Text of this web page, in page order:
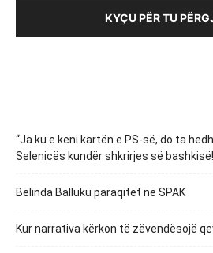
KYÇU PËR TU
“Ja ku e keni kartën e PS-së, do ta
Selenicës kundër shkrirjes së bashkisë!
Belinda Balluku paraqitet në SPAK
Kur narrativa kërkon të zëvendësojë